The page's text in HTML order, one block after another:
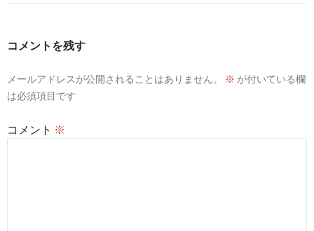
ゲ
ョ
コメントを残す
メールアドレスが公開されることはありません。 ※ が付いている欄
は必須項目です
コメント ※